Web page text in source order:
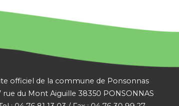
officiel de la commune de Ponsonnas
rue du Mont Aiguille 38350 PONSONNAS